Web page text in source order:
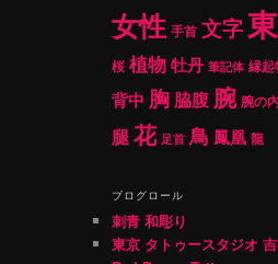
女性 手首 文字
桜 植物牡丹 筆記体 縁起
背中 胸 脇腹 腕 腕の
腿花 足首 鳥 鳳凰 龍
ブログロール
刺青 和彫り
東京 タトゥースタジオ